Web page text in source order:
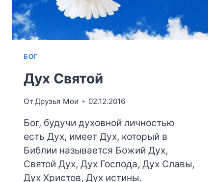
БОГ
Дух Святой
От Друзья Мои 02.12.2016
Бог, будучи духовной личностью
есть Дух, имеет Дух, который в
Библии называется Божий Дух,
Святой Дух, Дух Господа, Дух Славы,
Дух Христов, Дух истины.